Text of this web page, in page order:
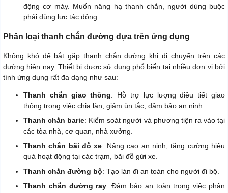
động cơ máy. Muốn nâng hạ thanh chắn, người dùng buộc
phải dùng lực tác động.
Phân loại thanh chắn đường dựa trên ứng dụng
Không khó để bắt gặp thanh chắn đường khi di chuyển trên các
đường hiện nay. Thiết bị được sử dụng phổ biến tại nhiều đơn vị bởi
tính ứng dụng rất đa dạng như sau:
Thanh chắn giao thông: Hỗ trợ lực lượng điều tiết giao
thông trong việc chia làn, giảm ùn tắc, đảm bảo an ninh.
Thanh chắn barie: Kiểm soát người và phương tiện ra vào tại
các tòa nhà, cơ quan, nhà xưởng.
Thanh chắn bãi đỗ xe: Nâng cao an ninh, tăng cường hiệu
quả hoạt động tại các trạm, bãi đỗ gửi xe.
Thanh chắn đường bộ: Tạo làn đi an toàn cho người đi bộ.
Thanh chắn đường ray: Đảm bảo an toàn trong việc phân